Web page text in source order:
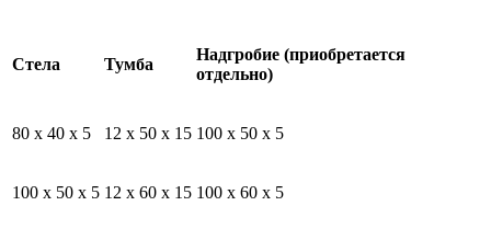
Стела Тумба
Надгробие (приобретается
отдельно)
80 x 40 x 5 12 x 50 x 15 100 x 50 x 5
100 x 50 x 5 12 x 60 x 15 100 x 60 x 5